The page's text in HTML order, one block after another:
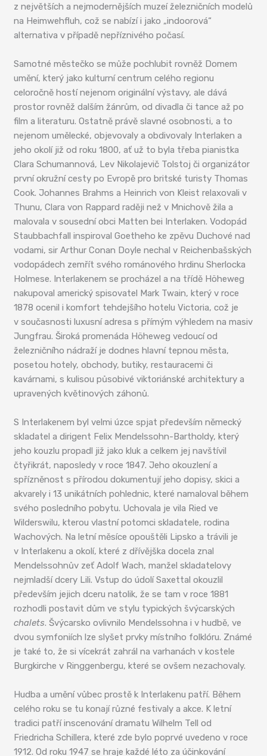
z největších a nejmodernějších muzeí železničních modelů
na Heimwehfluh, což se nabízí i jako „indoorová“
alternativa v případě nepříznivého počasí.
Samotné městečko se může pochlubit rovněž Domem
umění, který jako kulturní centrum celého regionu
celoročně hostí nejenom originální výstavy, ale dává
prostor rovněž dalším žánrům, od divadla či tance až po
film a literaturu. Ostatně právě slavné osobnosti, a to
nejenom umělecké, objevovaly a obdivovaly Interlaken a
jeho okolí již od roku 1800, ať už to byla třeba pianistka
Clara Schumannová, Lev Nikolajevič Tolstoj či organizátor
první okružní cesty po Evropě pro britské turisty Thomas
Cook. Johannes Brahms a Heinrich von Kleist relaxovali v
Thunu, Clara von Rappard raději než v Mnichově žila a
malovala v sousední obci Matten bei Interlaken. Vodopád
Staubbachfall inspiroval Goetheho ke zpěvu Duchové nad
vodami, sir Arthur Conan Doyle nechal v Reichenbašských
vodopádech zemřít svého románového hrdinu Sherlocka
Holmese. Interlakenem se procházel a na třídě Höheweg
nakupoval americký spisovatel Mark Twain, který v roce
1878 ocenil i komfort tehdejšího hotelu Victoria, což je
v současnosti luxusní adresa s přímým výhledem na masiv
Jungfrau. Široká promenáda Höheweg vedoucí od
železničního nádraží je dodnes hlavní tepnou města,
posetou hotely, obchody, butiky, restauracemi či
kavárnami, s kulisou působivé viktoriánské architektury a
upravených květinových záhonů.
S Interlakenem byl velmi úzce spjat především německý
skladatel a dirigent Felix Mendelssohn-Bartholdy, který
jeho kouzlu propadl již jako kluk a celkem jej navštívil
čtyřikrát, naposledy v roce 1847. Jeho okouzlení a
spřízněnost s přírodou dokumentují jeho dopisy, skici a
akvarely i 13 unikátních pohlednic, které namaloval během
svého posledního pobytu. Uchovala je vila Ried ve
Wilderswilu, kterou vlastní potomci skladatele, rodina
Wachových. Na letní měsíce opouštěli Lipsko a trávili je
v Interlakenu a okolí, které z dřívějška docela znal
Mendelssohnův zeť Adolf Wach, manžel skladatelovy
nejmladší dcery Lili. Vstup do údolí Saxettal okouzlil
především jejich dceru natolik, že se tam v roce 1881
rozhodli postavit dům ve stylu typických švýcarských
chalets. Švýcarsko ovlivnilo Mendelssohna i v hudbě, ve
dvou symfoniích lze slyšet prvky místního folklóru. Známé
je také to, že si vícekrát zahrál na varhanách v kostele
Burgkirche v Ringgenbergu, které se ovšem nezachovaly.
Hudba a umění vůbec prostě k Interlakenu patří. Během
celého roku se tu konají různé festivaly a akce. K letní
tradici patří inscenování dramatu Wilhelm Tell od
Friedricha Schillera, které zde bylo poprvé uvedeno v roce
1912. Od roku 1947 se hraje každé léto za účinkování